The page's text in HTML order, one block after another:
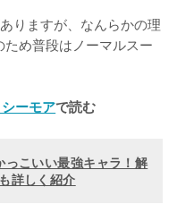
りますが、なんらかの理
め普段はノーマルスー
ーモアで読む
っこいい最強キャラ！解
詳しく紹介